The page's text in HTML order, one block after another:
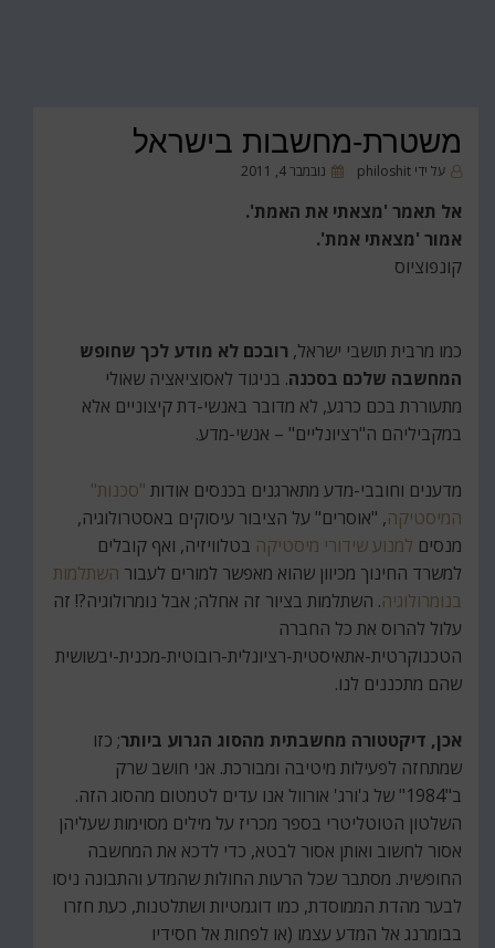
משטרת-מחשבות בישראל
על ידי philoshit
פורסםנובמבר 4, 2011
אל תאמר 'מצאתי את האמת'.
אמור 'מצאתי אמת'.
קונפוציוס
כמו מרבית תושבי ישראל, רובכם לא מודע לכך שחופש
המחשבה שלכם בסכנה. בניגוד לאסוציאציה שאולי
מתעוררת בכם כרגע, לא מדובר באנשי-דת קיצוניים אלא
במקביליהם ה"רציונליים" – אנשי-מדע.
מדענים וחובבי-מדע מתארגנים בכנסים אודות "סכנות"
המיסטיקה, "אוסרים" על הציבור עיסוקים באסטרולוגיה,
מנסים למנוע שידורי מיסטיקה בטלוויזיה, ואף קובלים
למשרד החינוך מכיוון שהוא מאפשר למורים לעבור השתלמות
בנומרולוגיה. השתלמות בציור זה אחלה; אבל נומרולוגיה?! זה
עלול להרוס את כל החברה
הטכנוקרטית-אתאיסטית-רציונלית-רובוטית-מכנית-יבשושית
שהם מתכננים לנו.
אכן, דיקטטורה מחשבתית מהסוג הגרוע ביותר; כזו
שמתחזה לפעילות מיטיבה ומבורכת. אני חושב שרק
ב"1984" של ג'ורג' אורוול אנו עדים לטמטום מהסוג הזה.
השלטון הטוטליטרי בספר מכריז על מילים מסוימות שעליהן
אסור לחשוב ואותן אסור לבטא, כדי לדכא את המחשבה
החופשית. מסתבר שכל הרעות החולות שהמדע והתבונה ניסו
לבער מהדת הממוסדת, כמו דוגמטיות ושתלטנות, כעת חזרו
בבומרנג אל המדע עצמו (או לפחות אל חסידיו